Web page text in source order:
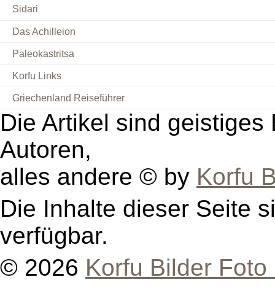
Sidari
Das Achilleion
Paleokastritsa
Korfu Links
Griechenland Reiseführer
Die Artikel sind
Autoren,
alles andere © by Korfu
Die Inhalte dieser Seite
verfügbar.
© 2026 Korfu Bilder Foto